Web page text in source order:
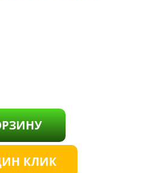
КЛИК